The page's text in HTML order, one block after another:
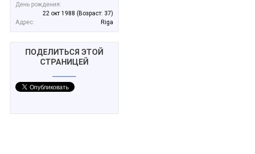
День рождения:
22 окт 1988 (Возраст: 37)
Адрес:
Riga
ПОДЕЛИТЬСЯ ЭТОЙ
СТРАНИЦЕЙ